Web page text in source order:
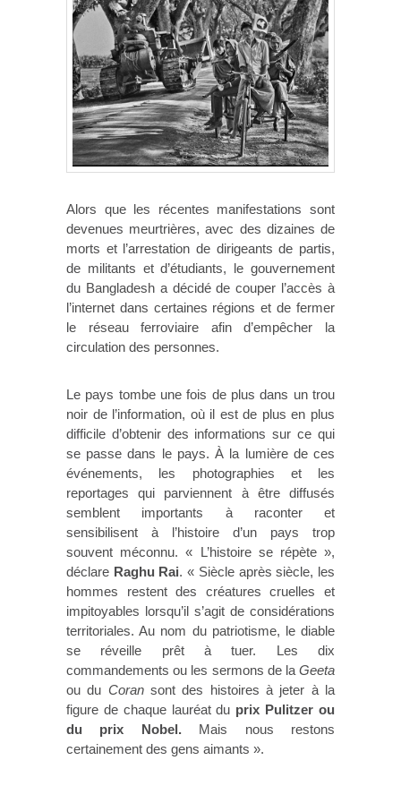
Alors que les récentes manifestations sont
devenues meurtrières, avec des dizaines de
morts et l’arrestation de dirigeants de partis,
de militants et d’étudiants, le gouvernement
du Bangladesh a décidé de couper l’accès à
l’internet dans certaines régions et de fermer
le réseau ferroviaire afin d’empêcher la
circulation des personnes.
Le pays tombe une fois de plus dans un trou
noir de l’information, où il est de plus en plus
difficile d’obtenir des informations sur ce qui
se passe dans le pays. À la lumière de ces
événements, les photographies et les
reportages qui parviennent à être diffusés
semblent importants à raconter et
sensibilisent à l’histoire d’un pays trop
souvent méconnu. « L’histoire se répète »,
déclare Raghu Rai. « Siècle après siècle, les
hommes restent des créatures cruelles et
impitoyables lorsqu’il s’agit de considérations
territoriales. Au nom du patriotisme, le diable
se réveille prêt à tuer. Les dix
commandements ou les sermons de la Geeta
ou du Coransont des histoires à jeter à la
figure de chaque lauréat du prix Pulitzer ou
du prix Nobel.Mais nous restons
certainement des gens aimants ».